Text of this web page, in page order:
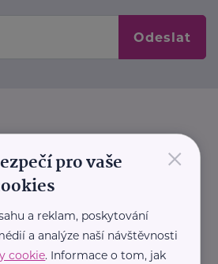
Odeslat
×
pro vaše
a reklam, poskytování
a analýze naší návštěvnosti
cookie. Informace o tom, jak